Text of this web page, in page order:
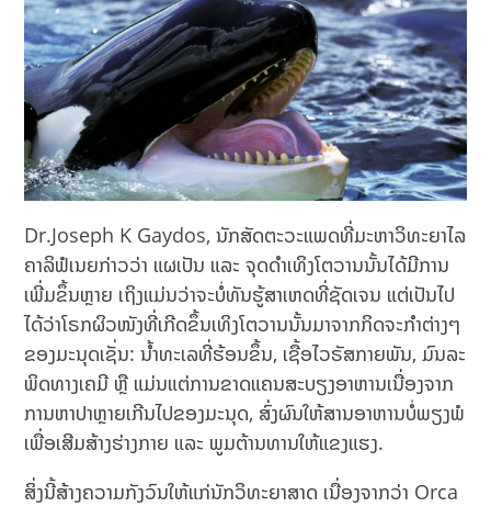
Dr.Joseph K Gaydos, ນັກສັດຕະວະແພດທີ່ມະຫາວິທະຍາໄລ
ຄາລິຟໍເນຍກ່າວວ່າ ແຜເປັນ ແລະ ຈຸດດຳເທິງໂຕວານນັ້ນໄດ້ມີການ
ເພີ່ມຂຶ້ນຫຼາຍ ເຖິງແມ່ນວ່າຈະບໍ່ທັນຮູ້ສາເຫດທີ່ຊັດເຈນ ແຕ່ເປັນໄປ
ໄດ້ວ່າໂຣກຜິວໜັງທີ່ເກີດຂຶ້ນເທິງໂຕວານນັ້ນມາຈາກກິດຈະກຳຕ່າງໆ
ຂອງມະນຸດເຊັ່ນ: ນໍ້າທະເລທີ່ຮ້ອນຂຶ້ນ, ເຊື້ອໄວຣັສກາຍພັນ, ມົນລະ
ພິດທາງເຄມີ ຫຼື ​ແມ່ນ​ແຕ່​ການ​ຂາດ​ແຄນ​ສະ​ບຽງ​ອາ​ຫານ​ເນື່ອງ​ຈາກ​
ການ​ຫາ​ປາ​ຫຼາຍ​ເກີນ​ໄປ​ຂອງ​ມະ​ນຸດ, ສົ່ງ​ຜົນ​ໃຫ້​ສານ​ອາ​ຫານ​ບໍ່​ພຽງ​ພໍ​
ເພື່ອ​ເສີມ​ສ້າງ​ຮ່າງ​ກາຍ ​ແລະ ​ພູມ​ຕ້ານ​ທານໃຫ້ແຂງແຮງ.
ສິ່ງນີ້ສ້າງຄວາມກັງວົນໃຫ້ແກ່ນັກວິທະຍາສາດ ເນື່ອງຈາກວ່າ Orca